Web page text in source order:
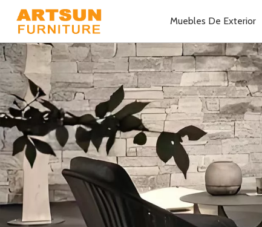
Muebles De Exterior